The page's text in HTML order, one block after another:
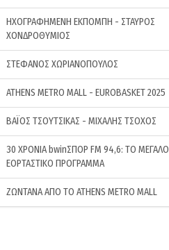
ΗΧΟΓΡΑΦΗΜΕΝΗ ΕΚΠΟΜΠΗ - ΣΤΑΥΡΟΣ
ΧΟΝΔΡΟΘΥΜΙΟΣ
ΣΤΕΦΑΝΟΣ ΧΩΡΙΑΝΟΠΟΥΛΟΣ
ATHENS METRO MALL - EUROBASKET 2025
ΒΑΪΟΣ ΤΣΟΥΤΣΙΚΑΣ - ΜΙΧΑΛΗΣ ΤΣΟΧΟΣ
30 ΧΡΟΝΙΑ bwinΣΠΟΡ FM 94,6: ΤΟ ΜΕΓΑΛΟ
ΕΟΡΤΑΣΤΙΚΟ ΠΡΟΓΡΑΜΜΑ
ΖΩΝΤΑΝΑ ΑΠΟ ΤΟ ATHENS METRO MALL